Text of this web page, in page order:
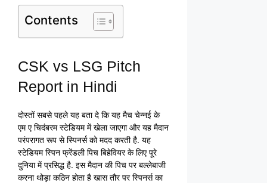
Contents
CSK vs LSG Pitch
Report in Hindi
दोस्तों सबसे पहले यह बता दे कि यह मैच चेन्नई के
एम ए चिदंबरम स्टेडियम में खेला जाएगा और यह मैदान
परंपरागत रूप से स्पिनर्स को मदद करती है. यह
स्टेडियम स्पिन फ्रेंडली पिच बिहेवियर के लिए पूरे
दुनिया में प्रसिद्ध है. इस मैदान की पिच पर बल्लेबाजी
करना थोड़ा कठिन होता है खास तौर पर स्पिनर्स का